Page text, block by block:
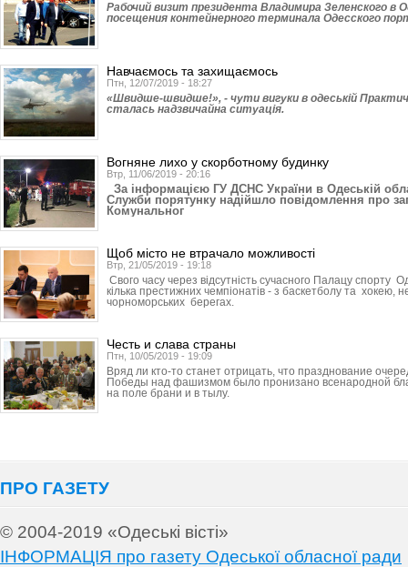
Рабочий визит президента Владимира Зе­ленского в
посещения контейнерного терминала Одесского
Навчаємось та захищаємось
Птн, 12/07/2019 - 18:27
«Швидше-швидше!», - чути вигуки в одеській
сталась надзвичайна ситуація.
Вогняне лихо у скорботному будинку
Втр, 11/06/2019 - 20:16
За інформацією ГУ ДСНС України в Одеській
Служби порятунку надійшло повідомлення про
Комунальног
Щоб місто не втрачало можливості
Втр, 21/05/2019 - 19:18
Свого часу через відсутність сучасного Палацу спорту
кілька престижних чемпіонатів - з баскетболу та хокею,
чорноморських берегах.
Честь и слава страны
Птн, 10/05/2019 - 19:09
Вряд ли кто-то станет отрицать, что празднование
Победы над фашизмом было пронизано всенародной
на поле брани и в тылу.
ПРО ГАЗЕТУ
© 2004-2019 «Одеські вісті»
ІНФОРМАЦІЯ про газету Одеської обласної ради